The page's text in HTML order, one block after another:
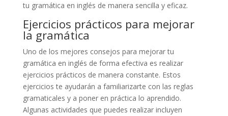
tu gramática en inglés de manera sencilla y eficaz.
Ejercicios prácticos para mejorar
la gramática
Uno de los mejores consejos para mejorar tu
gramática en inglés de forma efectiva es realizar
ejercicios prácticos de manera constante. Estos
ejercicios te ayudarán a familiarizarte con las reglas
gramaticales y a poner en práctica lo aprendido.
Algunas actividades que puedes realizar incluyen